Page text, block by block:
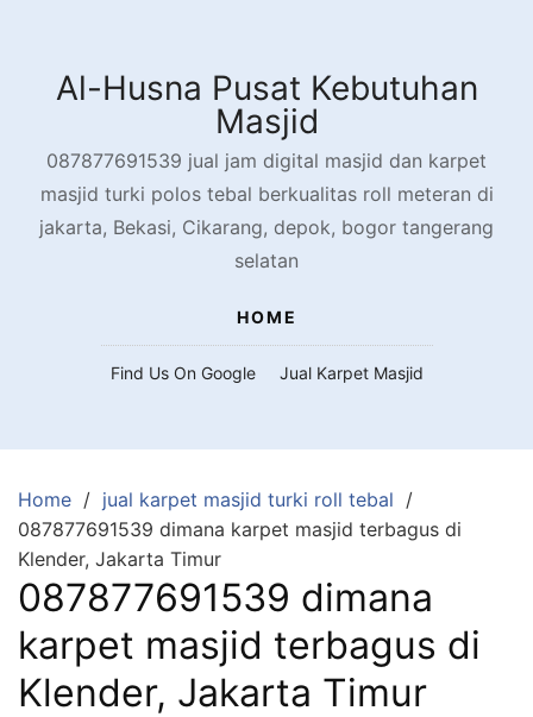
contentAl-Husna Pusat Kebutuhan
Masjid
087877691539 jual jam digital masjid dan karpet
masjid turki polos tebal berkualitas roll meteran di
jakarta, Bekasi, Cikarang, depok, bogor tangerang
selatan
HOME
Find Us On Google Jual Karpet Masjid
Home
jual karpet masjid turki roll tebal
087877691539 dimana karpet masjid terbagus di
Klender, Jakarta Timur
087877691539 dimana
karpet masjid terbagus di
Klender, Jakarta Timur